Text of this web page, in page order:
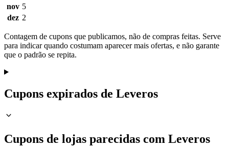
nov 5
dez 2
Contagem de cupons que publicamos, não de compras feitas. Serve
para indicar quando costumam aparecer mais ofertas, e não garante
que o padrão se repita.
Cupons expirados de Leveros
Cupons de lojas parecidas com Leveros